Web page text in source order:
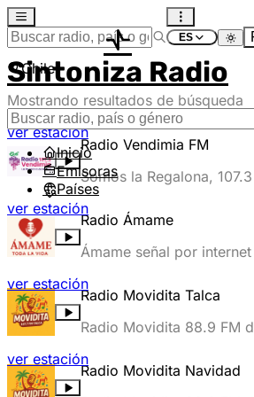
Sintoniza Radio
Inicio
Emisoras
Países
Chile
Mostrando resultados de búsqueda
Radio Vendimia FM
Somos la Regalona,
Molina, region del Maule-
ver estación
Radio Ámame
Ámame señal por
ver estación
Radio Movidita Talca
Radio Movidita 88.9 FM
ver estación
Radio Movidita Navidad
ver estación